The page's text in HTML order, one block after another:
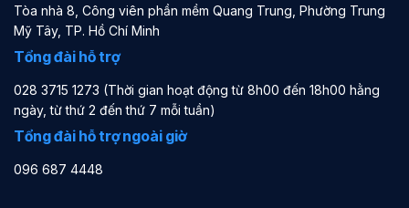
Tòa nhà 8, Công viên phần mềm Quang Trung, Phường Trung
Mỹ Tây, TP. Hồ Chí Minh
Tổng đài hỗ trợ
028 3715 1273 (Thời gian hoạt động từ 8h00 đến 18h00 hằng
ngày, từ thứ 2 đến thứ 7 mỗi tuần)
Tổng đài hỗ trợ ngoài giờ
096 687 4448